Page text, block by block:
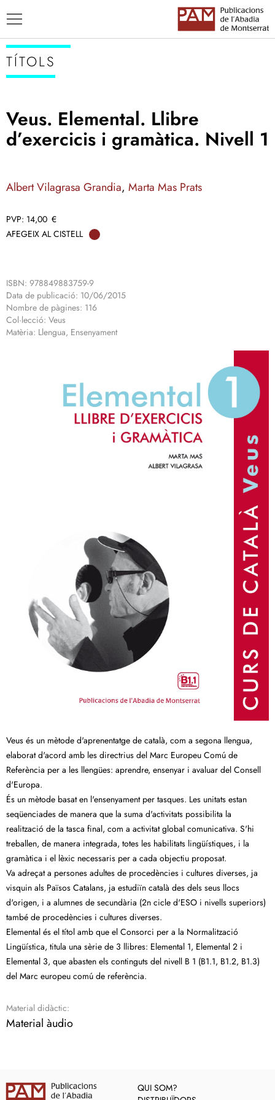
TÍTOLS
TÍTOLS
Veus. Elemental. Llibre
d’exercicis i gramàtica. Nivell 1
Albert Vilagrasa Grandia, Marta Mas Prats
14,00 €
AFEGEIX AL CISTELL
ISBN: 978849883759-9
Data de publicació: 10/06/2015
Nombre de pàgines: 116
Col·lecció: Veus
Matèria: Llengua, Ensenyament
Veus és un mètode d'aprenentatge de català, com a segona llengua,
elaborat d'acord amb les directrius del Marc Europeu Comú de
Referència per a les llengües: aprendre, ensenyar i avaluar del Consell
d'Europa.
És un mètode basat en l'ensenyament per tasques. Les unitats estan
seqüenciades de manera que la suma d'activitats possibilita la
realització de la tasca final, com a activitat global comunicativa. S'hi
treballen, de manera integrada, totes les habilitats lingüístiques, i la
gramàtica i el lèxic necessaris per a cada objectiu proposat.
Va adreçat a persones adultes de procedències i cultures diverses, ja
visquin als Països Catalans, ja estudiïn català des dels seus llocs
d'origen, i a alumnes de secundària (2n cicle d'ESO i nivells superiors)
també de procedències i cultures diverses.
Elemental és el títol amb que el Consorci per a la Normalització
Lingüística, titula una sèrie de 3 llibres: Elemental 1, Elemental 2 i
Elemental 3, que abasten els continguts del nivell B 1 (B1.1, B1.2, B1.3)
del Marc europeu comú de referència.
Material didàctic:
Material àudio
QUI SOM?